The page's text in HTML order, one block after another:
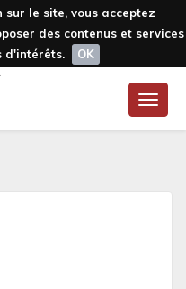
le site, vous acceptez
des contenus et services
d'intérêts.
OK
Toggle